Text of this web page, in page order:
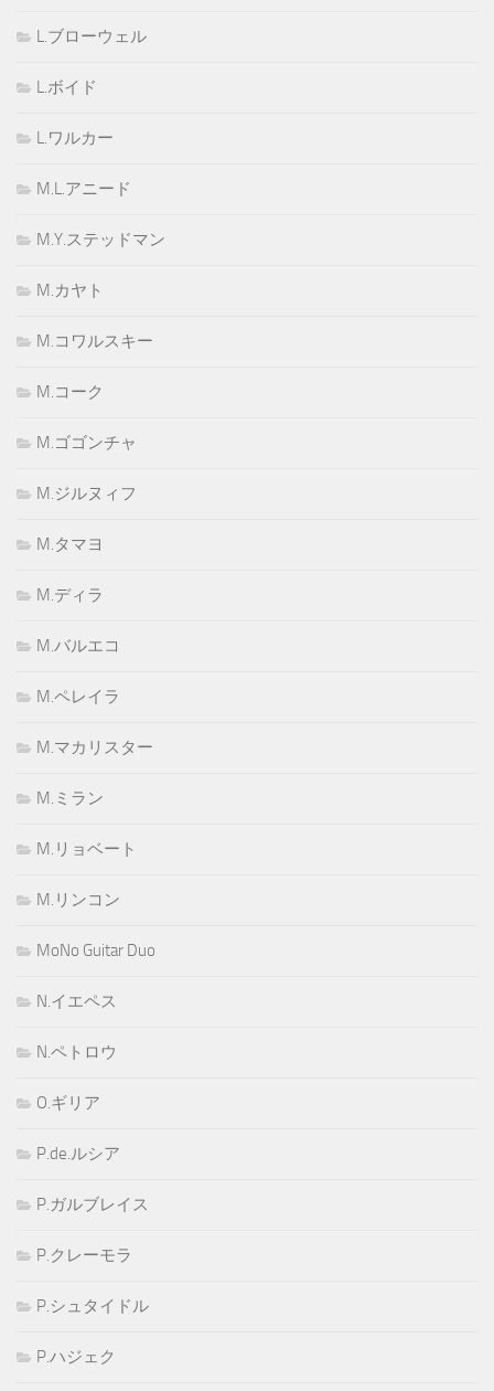
L.ブローウェル
L.ボイド
L.ワルカー
M.L.アニード
M.Y.ステッドマン
M.カヤト
M.コワルスキー
M.コーク
M.ゴゴンチャ
M.ジルヌィフ
M.タマヨ
M.ディラ
M.バルエコ
M.ペレイラ
M.マカリスター
M.ミラン
M.リョベート
M.リンコン
MoNo Guitar Duo
N.イエペス
N.ペトロウ
O.ギリア
P.de.ルシア
P.ガルブレイス
P.クレーモラ
P.シュタイドル
P.ハジェク